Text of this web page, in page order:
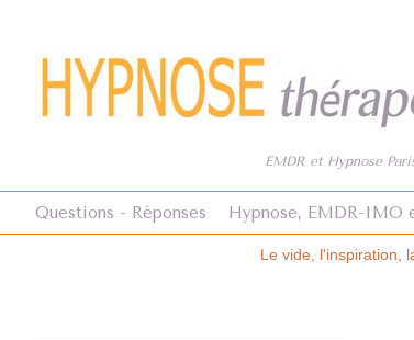
EMDR et Hypnose
Questions - Réponses Hypnose, EMDR-IMO
Le vide, l'inspiration, la vacuité. Revue Hypnose et